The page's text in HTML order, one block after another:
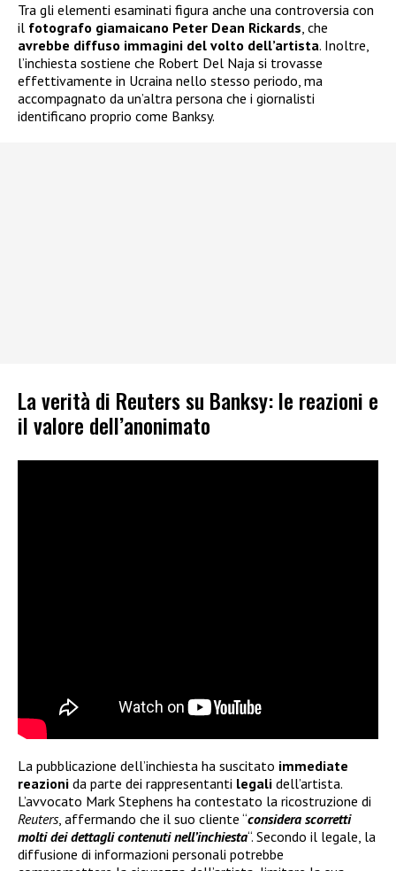
Tra gli elementi esaminati figura anche una controversia con
il fotografo giamaicano Peter Dean Rickards, che
avrebbe diffuso immagini del volto dell’artista. Inoltre,
l’inchiesta sostiene che Robert Del Naja si trovasse
effettivamente in Ucraina nello stesso periodo, ma
accompagnato da un’altra persona che i giornalisti
identificano proprio come Banksy.
La verità di Reuters su Banksy: le reazioni e
il valore dell’anonimato
La pubblicazione dell’inchiesta ha suscitato immediate
reazioni da parte dei rappresentanti legali dell’artista.
L’avvocato Mark Stephens ha contestato la ricostruzione di
Reuters, affermando che il suo cliente “considera scorretti
molti dei dettagli contenuti nell’inchiesta“. Secondo il legale, la
diffusione di informazioni personali potrebbe